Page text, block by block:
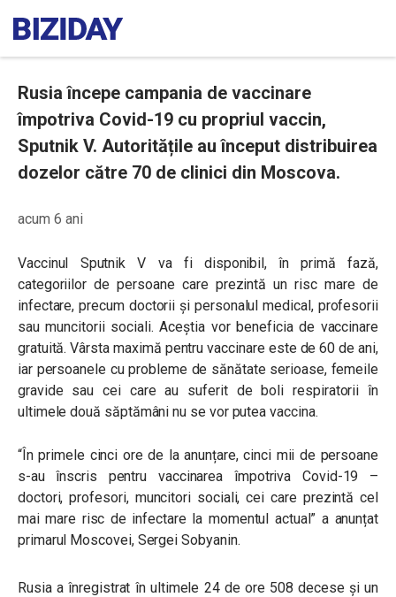
Rusia începe campania de vaccinare
împotriva Covid-19 cu propriul vaccin,
Sputnik V. Autoritățile au început distribuirea
dozelor către 70 de clinici din Moscova.
acum 6 ani
Vaccinul Sputnik V va fi disponibil, în primă fază,
categoriilor de persoane care prezintă un risc mare de
infectare, precum doctorii și personalul medical, profesorii
sau muncitorii sociali. Aceștia vor beneficia de vaccinare
gratuită.Vârsta maximă pentru vaccinare este de 60 de ani,
iar persoanele cu probleme de sănătate serioase, femeile
gravide sau cei care au suferit de boli respiratorii în
ultimele două săptămâni nu se vor putea vaccina.
“În primele cinci ore de la anunțare, cinci mii de persoane
s-au înscris pentru vaccinarea împotriva Covid-19 –
doctori, profesori, muncitori sociali, cei care prezintă cel
mai mare risc de infectare la momentul actual” a anunțat
primarul Moscovei, Sergei Sobyanin.
Rusia a înregistrat în ultimele 24 de ore 508 decese și un